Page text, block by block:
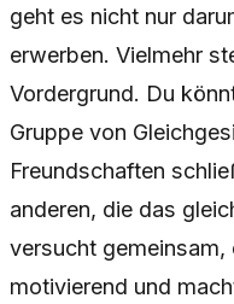
geht es nicht nur
erwerben. Vielmehr
Vordergrund. Du
Gruppe von
Freundschaften
anderen, die das
versucht gemeinsam,
motivierend und